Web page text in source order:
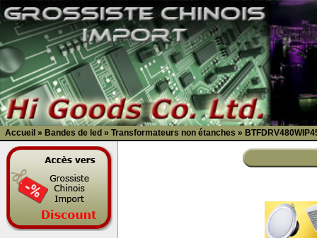
Accueil » Bandes de led » Transformateurs non étanches »